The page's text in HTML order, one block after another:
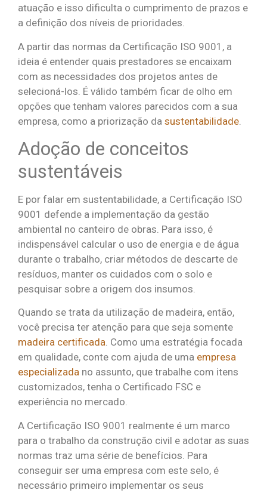
atuação e isso dificulta o cumprimento de prazos e
a definição dos níveis de prioridades.
A partir das normas da Certificação ISO 9001, a
ideia é entender quais prestadores se encaixam
com as necessidades dos projetos antes de
selecioná-los. É válido também ficar de olho em
opções que tenham valores parecidos com a sua
empresa, como a priorização da sustentabilidade
Adoção de conceitos
sustentáveis
E por falar em sustentabilidade, a Certificação ISO
9001 defende a implementação da gestão
ambiental no canteiro de obras. Para isso, é
indispensável calcular o uso de energia e de água
durante o trabalho, criar métodos de descarte de
resíduos, manter os cuidados com o solo e
pesquisar sobre a origem dos insumos.
Quando se trata da utilização de madeira, então,
você precisa ter atenção para que seja somente
madeira certificada. Como uma estratégia focada
em qualidade, conte com ajuda de uma empresa
especializada no assunto, que trabalhe com itens
customizados, tenha o Certificado FSC e
experiência no mercado.
A Certificação ISO 9001 realmente é um marco
para o trabalho da construção civil e adotar as suas
normas traz uma série de benefícios. Para
conseguir ser uma empresa com este selo, é
necessário primeiro implementar os seus